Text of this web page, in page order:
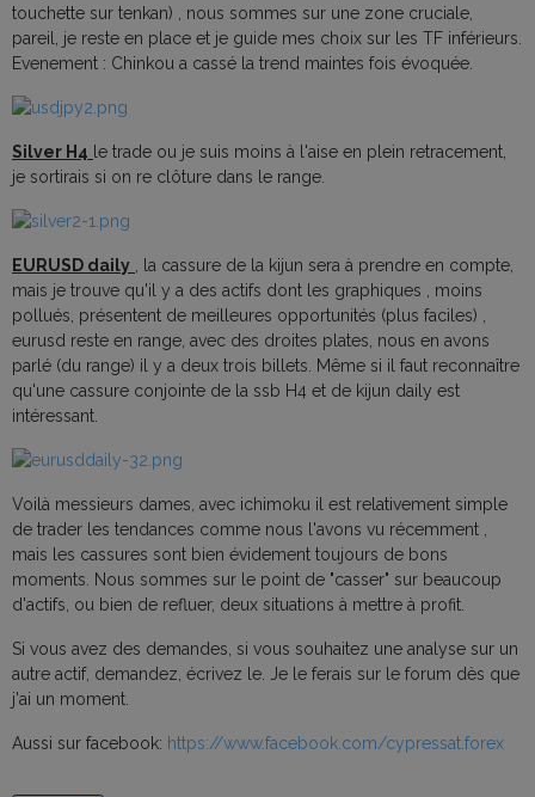
touchette sur tenkan) , nous sommes sur une zone cruciale,
pareil, je reste en place et je guide mes choix sur les TF inférieurs.
Evenement : Chinkou a cassé la trend maintes fois évoquée.
Silver H4 le trade ou je suis moins à l'aise en plein retracement,
je sortirais si on re clôture dans le range.
EURUSD daily , la cassure de la kijun sera à prendre en compte,
mais je trouve qu'il y a des actifs dont les graphiques , moins
pollués, présentent de meilleures opportunités (plus faciles) ,
eurusd reste en range, avec des droites plates, nous en avons
parlé (du range) il y a deux trois billets. Même si il faut reconnaître
qu'une cassure conjointe de la ssb H4 et de kijun daily est
intéressant.
Voilà messieurs dames, avec ichimoku il est relativement simple
de trader les tendances comme nous l'avons vu récemment ,
mais les cassures sont bien évidement toujours de bons
moments. Nous sommes sur le point de "casser" sur beaucoup
d'actifs, ou bien de refluer, deux situations à mettre à profit.
Si vous avez des demandes, si vous souhaitez une analyse sur un
autre actif, demandez, écrivez le. Je le ferais sur le forum dès que
j'ai un moment.
Aussi sur facebook: https://www.facebook.com/cypressat.forex